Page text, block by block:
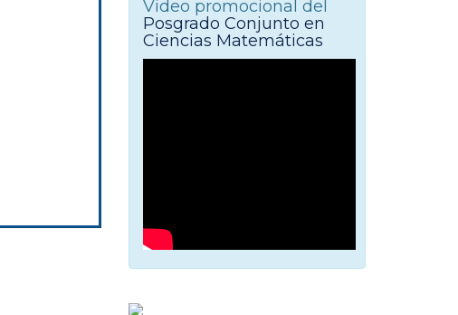
Video promocional del
Posgrado Conjunto en
Ciencias Matemáticas